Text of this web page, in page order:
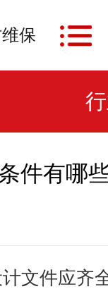
保
件有哪
文件应齐